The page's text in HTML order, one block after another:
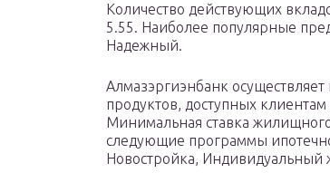
Количество действующих
5.55. Наиболее популярные
Надежный.
Алмазэргиэнбанк
продуктов, доступных
Минимальная ставка
следующие программы
Новостройка, Индивидуальный